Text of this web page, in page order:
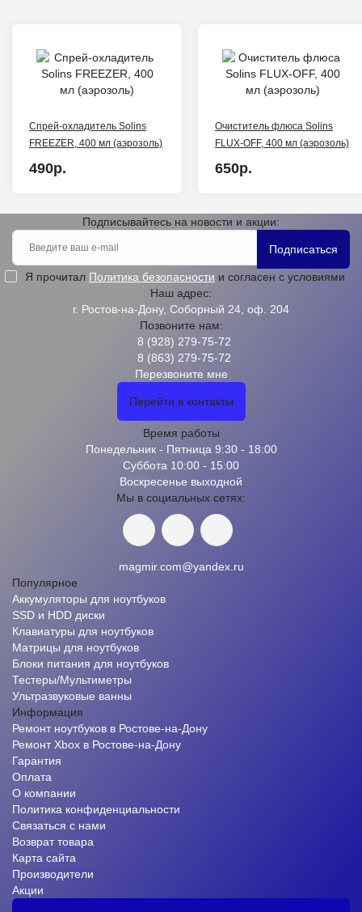
Спрей-охладитель Solins
FREEZER, 400 мл (аэрозоль)
490р.
Очиститель флюса Solins
FLUX-OFF, 400 мл (аэрозоль)
650р.
Подписывайтесь на новости и акции:
Подписаться
Я прочитал Политика безопасности и согласен с условиями
Наш адрес:
г. Ростов-на-Дону, Соборный 24, оф. 204
Позвоните нам:
8 (928) 279-75-72
8 (863) 279-75-72
Перезвоните мне
Перейти в контакты
Время работы
Понедельник - Пятница 9:30 - 18:00
Суббота 10:00 - 15:00
Воскресенье выходной
Мы в социальных сетях:
magmir.com@yandex.ru
Популярное
Аккумуляторы для ноутбуков
SSD и HDD диски
Клавиатуры для ноутбуков
Матрицы для ноутбуков
Блоки питания для ноутбуков
Тестеры/Мультиметры
Ультразвуковые ванны
Информация
Ремонт ноутбуков в Ростове-на-Дону
Ремонт Xbox в Ростове-на-Дону
Гарантия
Оплата
О компании
Политика конфиденциальности
Связаться с нами
Возврат товара
Карта сайта
Производители
Акции